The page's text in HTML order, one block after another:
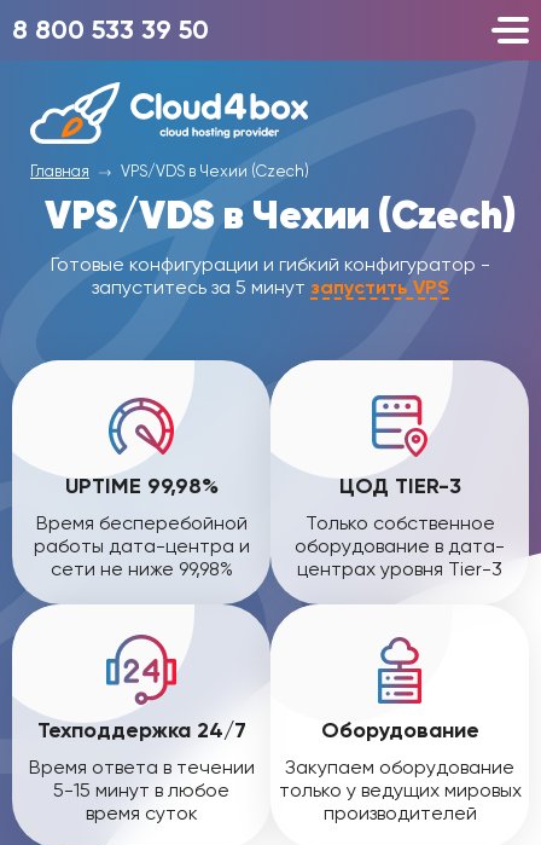
8 800 533 39 50
Главная VPS/VDS в Чехии (Czech)
VPS/VDS в Чехии (Czech)
Готовые конфигурации и гибкий конфигуратор -
запуститесь за 5 минут запустить VPS
UPTIME 99,98%
Время бесперебойной
работы дата-центра и
сети не ниже 99,98%
ЦОД TIER-3
Только собственное
оборудование в дата-
центрах уровня Tier-3
Техподдержка 24/7
Время ответа в течении
5-15 минут в любое
время суток
Оборудование
Закупаем оборудование
только у ведущих мировых
производителей